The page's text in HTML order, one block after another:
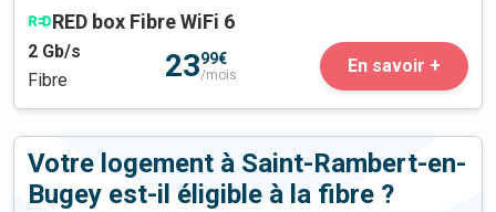
RED box Fibre WiFi 6
2 Gb/s
Fibre
2399€
/mois En savoir +
Votre logement à Saint-Rambert-en-
Bugey est-il éligible à la fibre ?